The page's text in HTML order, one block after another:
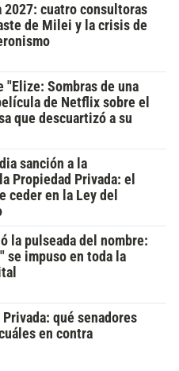
2027: cuatro consultoras
de Milei y la crisis de
"Elize: Sombras de una
de Netflix sobre el
que descuartizó a su
sanción a la
Propiedad Privada: el
ceder en la Ley del
la pulseada del nombre:
se impuso en toda la
qué senadores
en contra